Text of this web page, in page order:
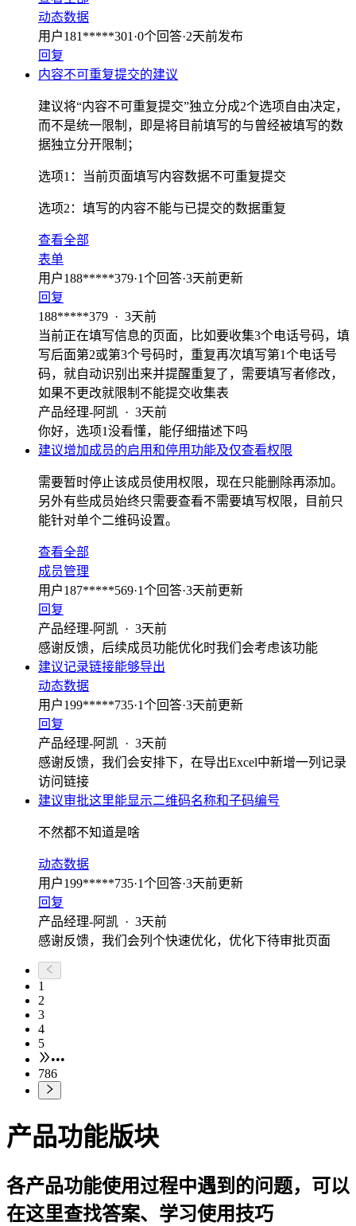
动态数据
用户181*****301 ·0个回答·2天前发布
回复
内容不可重复提交的建议
建议将“内容不可重复提交”独立分成2个选项自由决定，
而不是统一限制，即是将目前填写的与曾经被填写的数
据独立分开限制；
选项1：当前页面填写内容数据不可重复提交
选项2：填写的内容不能与已提交的数据重复
查看全部
表单
用户188*****379·1个回答·3天前更新
回复
188*****379 · 3天前
当前正在填写信息的页面，比如要收集3个电话号码，填
写后面第2或第3个号码时，重复再次填写第1个电话号
码，就自动识别出来并提醒重复了，需要填写者修改，
如果不更改就限制不能提交收集表
产品经理-阿凯 · 3天前
你好，选项1没看懂，能仔细描述下吗
建议增加成员的启用和停用功能及仅查看权限
需要暂时停止该成员使用权限，现在只能删除再添加。
另外有些成员始终只需要查看不需要填写权限，目前只
能针对单个二维码设置。
查看全部
成员管理
用户187*****569·1个回答·3天前更新
回复
产品经理-阿凯 · 3天前
感谢反馈，后续成员功能优化时我们会考虑该功能
建议记录链接能够导出
动态数据
用户199*****735·1个回答·3天前更新
回复
产品经理-阿凯 · 3天前
感谢反馈，我们会安排下，在导出Excel中新增一列记录
访问链接
建议审批这里能显示二维码名称和子码编号
不然都不知道是啥
动态数据
用户199*****735·1个回答·3天前更新
回复
产品经理-阿凯 · 3天前
感谢反馈，我们会列个快速优化，优化下待审批页面
1
2
3
4
5
•••
786
产品功能版块
各产品功能使用过程中遇到的问题，可以
在这里查找答案、学习使用技巧